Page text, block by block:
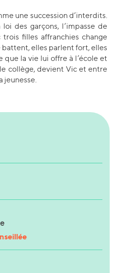
une succession d’interdits.
des garçons, l’impasse de
trois filles affranchies change
battent, elles parlent fort, elles
la vie lui offre à l’école et
collège, devient Vic et entre
jeunesse.